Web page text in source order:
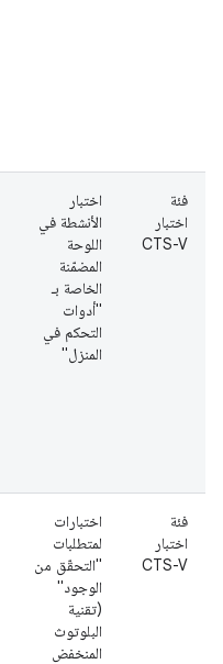
فئة
اختبار
CTS-V
اختبار
الأنشطة في
اللوحة
المضمّنة
الخاصة بـ
"أدوات
التحكم في
المنزل"
فئة
اختبار
CTS-V
اختبارات
لمتطلبات
"التحقّق من
الوجود"
(تقنية
البلوتوث
المنخفض